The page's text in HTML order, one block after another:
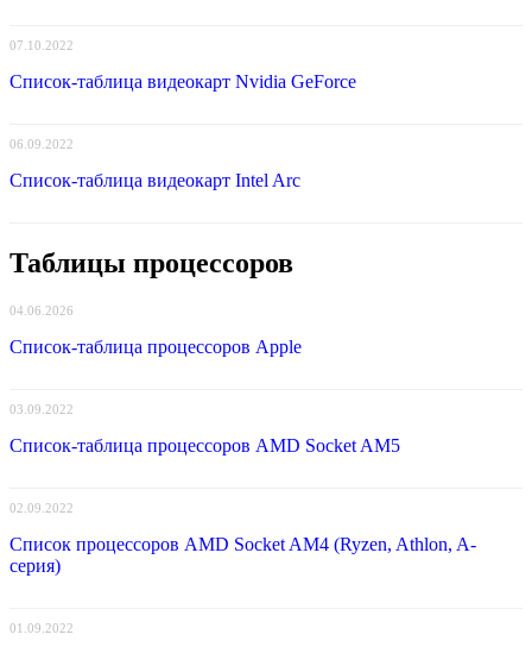
07.10.2022
Список-таблица видеокарт Nvidia GeForce
06.09.2022
Список-таблица видеокарт Intel Arc
Таблицы процессоров
04.06.2026
Список-таблица процессоров Apple
03.09.2022
Список-таблица процессоров AMD Socket AM5
02.09.2022
Список процессоров AMD Socket AM4 (Ryzen, Athlon, A-
серия)
01.09.2022